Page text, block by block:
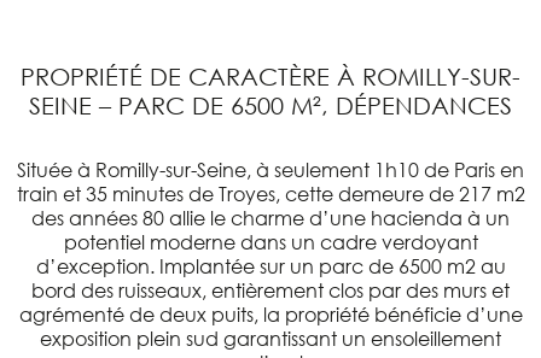
PROPRIÉTÉ DE CARACTÈRE À ROMILLY-SUR-
SEINE – PARC DE 6500 M², DÉPENDANCES
Située à Romilly-sur-Seine, à seulement 1h10 de Paris en
train et 35 minutes de Troyes, cette demeure de 217 m2
des années 80 allie le charme d’une hacienda à un
potentiel moderne dans un cadre verdoyant
d’exception. Implantée sur un parc de 6500 m2 au
bord des ruisseaux, entièrement clos par des murs et
agrémenté de deux puits, la propriété bénéficie d’une
exposition plein sud garantissant un ensoleillement